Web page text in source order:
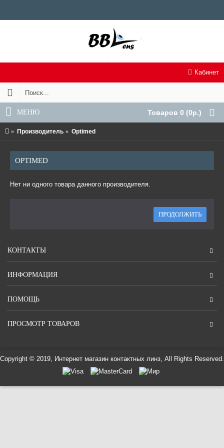
Товаров 0 (0р.)
Кабинет
МЕНЮ
Производитель Optimed
OPTIMED
Нет ни одного товара данного производителя.
ПРОДОЛЖИТЬ
КОНТАКТЫ
ИНФОРМАЦИЯ
ПОМОЩЬ
ПРОСМОТР ТОВАРОВ
Copyright © 2019, Интернет магазин контактных линз, All Rights Reserved.